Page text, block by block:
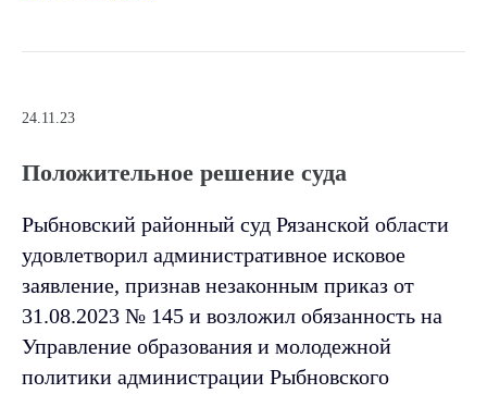
24.11.23
Положительное решение суда
Рыбновский районный суд Рязанской области
удовлетворил административное исковое
заявление, признав незаконным приказ от
31.08.2023 № 145 и возложил обязанность на
Управление образования и молодежной
политики администрации Рыбновского